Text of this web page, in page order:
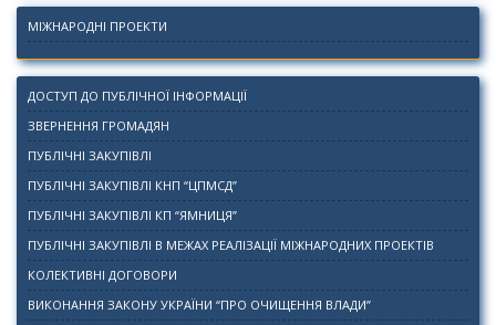
МІЖНАРОДНІ ПРОЕКТИ
ДОСТУП ДО ПУБЛІЧНОЇ ІНФОРМАЦІЇ
ЗВЕРНЕННЯ ГРОМАДЯН
ПУБЛІЧНІ ЗАКУПІВЛІ
ПУБЛІЧНІ ЗАКУПІВЛІ КНП “ЦПМСД”
ПУБЛІЧНІ ЗАКУПІВЛІ КП “ЯМНИЦЯ”
ПУБЛІЧНІ ЗАКУПІВЛІ В МЕЖАХ РЕАЛІЗАЦІЇ МІЖНАРОДНИХ ПРОЕКТІВ
КОЛЕКТИВНІ ДОГОВОРИ
ВИКОНАННЯ ЗАКОНУ УКРАЇНИ “ПРО ОЧИЩЕННЯ ВЛАДИ”